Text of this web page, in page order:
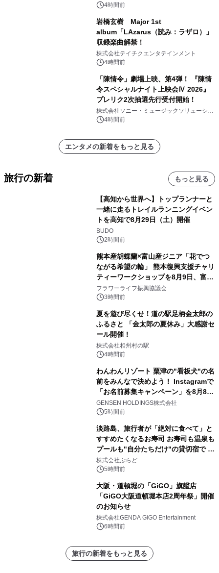
4時間前
岩橋玄樹 Major 1st
album「LAzarus（読み：ラザロ）」
収録楽曲解禁！
株式会社テイチクエンタテインメント
4時間前
「陳情令」劇場上映、第4弾！ 『陳情
令スペシャルナイト上映会Ⅳ 2026』
プレリク2次抽選先行受付開始！
株式会社ソニー・ミュージックソリューショ
ンズ4時間前
エンタメの新着をもっと見る
旅行の新着 もっと見る
【高知から世界へ】トップランナーと
一緒に走るトレイルランニングイベン
トを高知で8月29日（土）開催
BUDO
2時間前
熊本産胡蝶蘭×富山産ジニア「花でつ
ながる希望の輪」 熊本復興支援チャリ
ティーワークショップを8月9日、富
山・射水で開催
フラワーライフ振興協議会
3時間前
夏を遊び尽くせ！道の駅足柄金太郎の
ふるさと 「金太郎の夏休み」大感謝セ
ール開催！
株式会社相州村の駅
4時間前
わんわんリゾート 粟津の"看板犬"の名
前をみんなで決めよう！ Instagramで
「お名前募集キャンペーン」を8月8日
(土)より開催
GENSEN HOLDINGS株式会社
5時間前
淡路島、旅行者が「絶対に食べて」と
すすめたくなるお寿司 お寿司も温泉も
プールも"自分たちだけ"の貸切宿で 1
日1組限定「岩屋温泉 絵島別庭 海と
森」の握り寿司プラン
株式会社ぷらど
5時間前
大阪・道頓堀の「GiGO」旗艦店
「GiGO大阪道頓堀本店2周年祭」開催
のお知らせ
株式会社GENDA GiGO Entertainment
6時間前
旅行の新着をもっと見る